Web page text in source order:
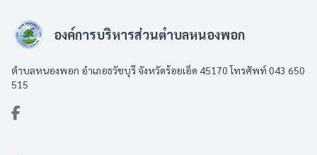
องค์การบริหารส่วนตำบลหนองพอก
ตำบลหนองพอก อำเภอธวัชบุรี จังหวัดร้อยเอ็ด 45170 โทรศัพท์ 043 650
515